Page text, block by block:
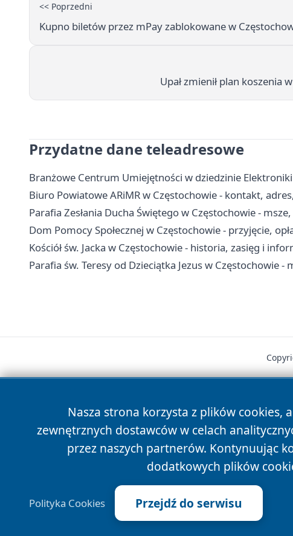
<< Poprzedni
Kupno biletów przez mPay zablokowane w
Upał zmienił plan koszenia
Przydatne dane teleadresowe
Branżowe Centrum Umiejętności w dziedzinie
Biuro Powiatowe ARiMR w Częstochowie - kontakt,
Parafia Zesłania Ducha Świętego w Częstochowie -
Dom Pomocy Społecznej w Częstochowie - przyjęcie,
Kościół św. Jacka w Częstochowie - historia, zasięg i
Parafia św. Teresy od Dzieciątka Jezus w Częstochowie
Nasza strona korzysta z plików cookies,
zewnętrznych dostawców w celach
przez naszych partnerów. Kontynuując
dodatkowych plików
Polityka Cookies Przejdź do serwisu